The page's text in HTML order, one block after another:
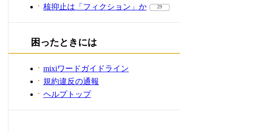
核抑止は「フィクション」か 29
困ったときには
mixiワードガイドライン
規約違反の通報
ヘルプトップ